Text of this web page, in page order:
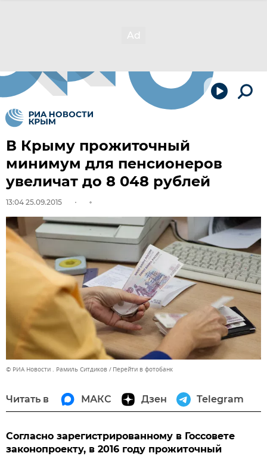
В Крыму прожиточный
минимум для пенсионеров
увеличат до 8 048 рублей
13:04 25.09.2015
© РИА Новости . Рамиль Ситдиков Перейти в фотобанк
Читать в МАКС Дзен Telegram
Согласно зарегистрированному в Госсовете
законопроекту, в 2016 году прожиточный